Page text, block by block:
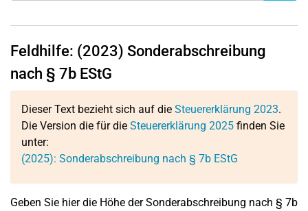
Feldhilfe: (2023) Sonderabschreibung
nach § 7b EStG
Dieser Text bezieht sich auf die Steuererklärung 2023.
Die Version die für die Steuererklärung 2025 finden Sie
unter:
(2025): Sonderabschreibung nach § 7b EStG
Geben Sie hier die Höhe der Sonderabschreibung nach § 7b